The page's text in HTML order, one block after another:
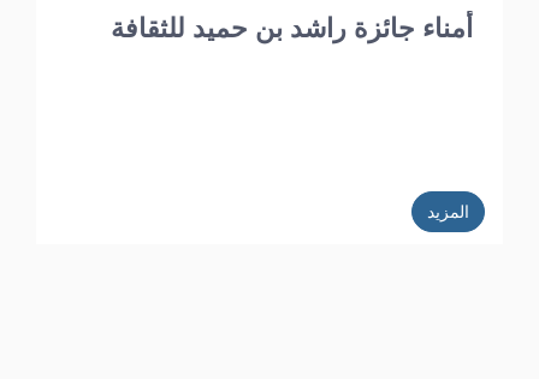
أمناء جائزة راشد بن حميد للثقافة
المزيد